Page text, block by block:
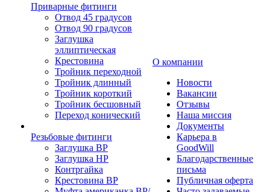
Приварные фитинги
Отвод 45 градусов
Отвод 90 градусов
Заглушка
эллиптическая
Крестовина
Тройник переходной
Тройник длинный
Тройник короткий
Тройник бесшовный
Переход конический
Резьбовые фитинги
Заглушка ВР
Заглушка НР
Контргайка
Крестовина ВР
О компании
Новости
Вакансии
Отзывы
Наша миссия
Документы
Карьера в
GoodWill
Благодарственные
письма
Публичная оферта